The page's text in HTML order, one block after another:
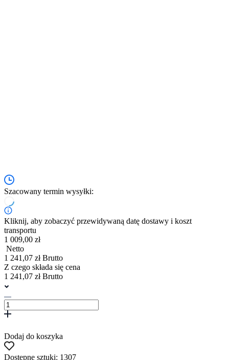
Szacowany termin wysyłki:
Kliknij, aby zobaczyć przewidywaną datę dostawy i koszt
transportu
1 009,00 zł
Netto
1 241,07 zł Brutto
Z czego składa się cena
1 241,07 zł Brutto
Dodaj do koszyka
Dostępne sztuki: 1307